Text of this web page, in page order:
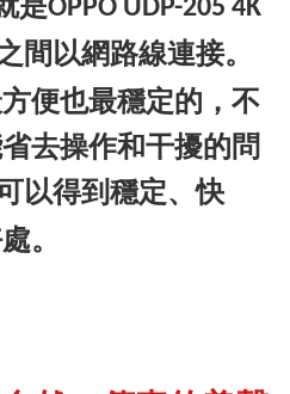
OPPO UDP-205 4K
間以網路線連接。
便也最穩定的，不
去操作和干擾的問
以得到穩定、快
。